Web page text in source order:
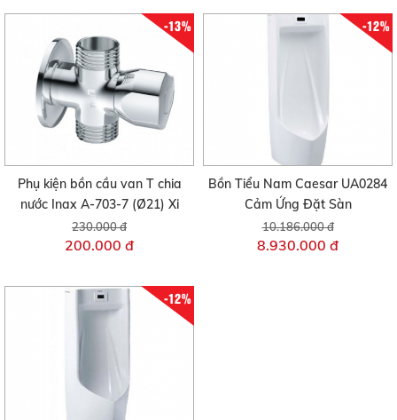
-13%
Phụ kiện bồn cầu van T chia
nước Inax A-703-7 (Ø21) Xi
230.000 đ
200.000 đ
-12%
Bồn Tiểu Nam Caesar UA0284
Cảm Ứng Đặt Sàn
10.186.000 đ
8.930.000 đ
-12%